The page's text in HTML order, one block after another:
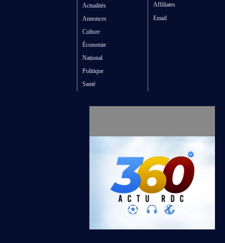
Actualités
Annonces
Culture
Économie
National
Politique
Santé
Affiliates
Email